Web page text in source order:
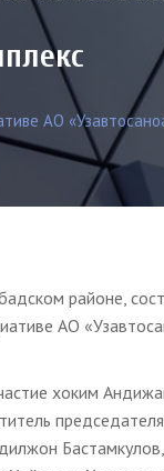
АО
районе,
АО
хоким